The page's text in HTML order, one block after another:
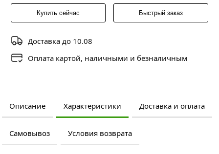
Купить сейчас Быстрый заказ
Доставка до 10.08
Оплата картой, наличными и безналичным
Описание Характеристики Доставка и оплата
Самовывоз Условия возврата